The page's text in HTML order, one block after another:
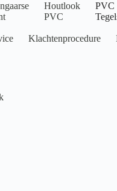
Houtlook
PVC
PVC
Klachtenprocedure